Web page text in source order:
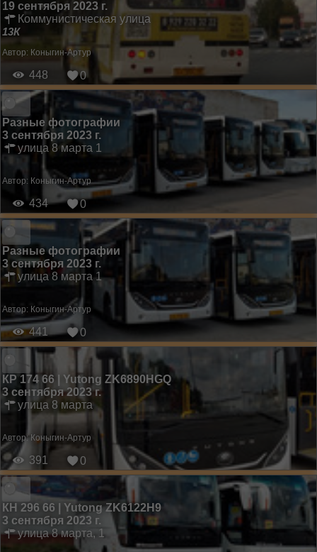
19 сентября 2023 г.
Коммунистическая улица
13К
Автор: Коныгин-Артур
448 0
Разные фотографии
3 сентября 2023 г.
улица 8 марта 1
Автор: Коныгин-Артур
434 0
Разные фотографии
3 сентября 2023 г.
улица 8 марта 1
Автор: Коныгин-Артур
441 0
КР 174 66 | Yutong ZK6890HGQ
3 сентября 2023 г.
улица 8 марта
Автор: Коныгин-Артур
391 0
КН 296 66 | Yutong ZK6122H9
3 сентября 2023 г.
улица 8 марта, 1